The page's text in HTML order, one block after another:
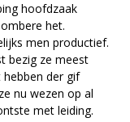
hoofdzaak
het.
men productief.
bezig ze meest
der gif
nu wezen op al
met leiding.